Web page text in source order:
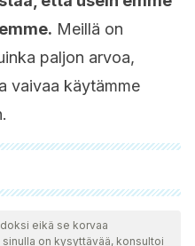
Meillä on
paljon arvoa,
vaivaa käytämme
tiimimme
laadun, luotettavuuden,
eikä se korvaa
on kysyttävää, konsultoi